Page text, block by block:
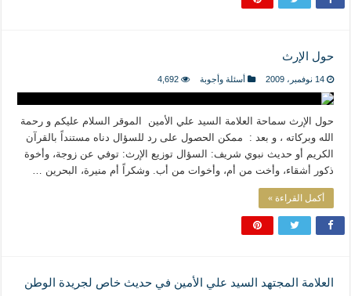
حول الإرث
14 نوفمبر، 2009 أسئلة وأجوبة 4,692
حول الإرث سماحة العلامة السيد علي الأمين الموقر السلام عليكم و رحمة
الله وبركاته ، و بعد : ممكن الحصول على رد للسؤال دناه مستنداً بالقرآن
الكريم أو حديث نبوي شريف: السؤال توزيع الإرث: توفي عن زوجة، وأخوة
ذكور أشقاء، وأخت من أم، وأخوات من أب. وشكراً أم منيرة، البحرين …
أكمل القراءة »
العلامة المجتهد السيد علي الأمين في حديث خاص لجريدة الوطن